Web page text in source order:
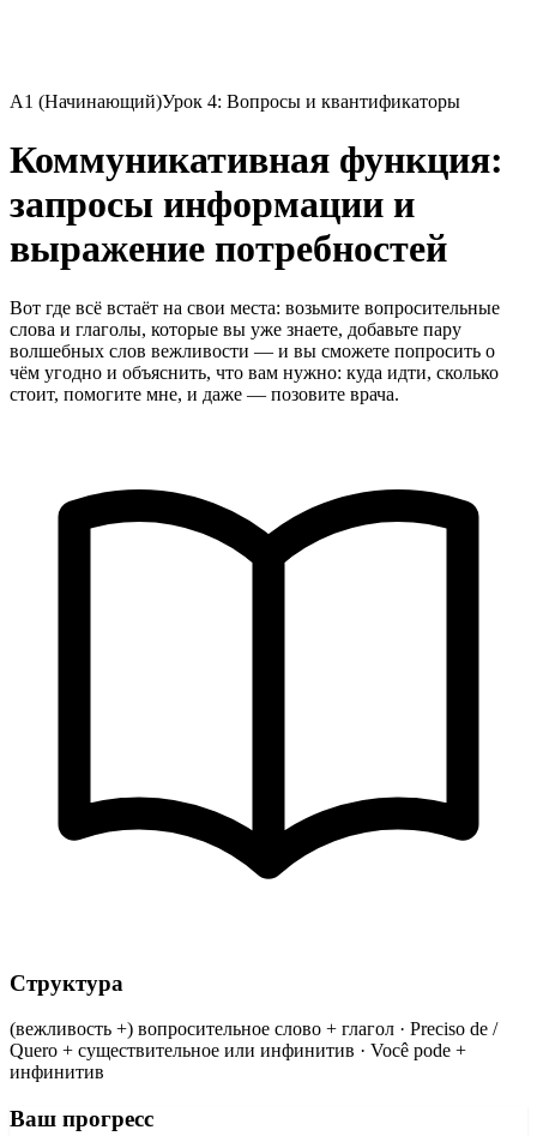
A1 (Начинающий)Урок 4: Вопросы и квантификаторы
Коммуникативная функция:
запросы информации и
выражение потребностей
Вот где всё встаёт на свои места: возьмите вопросительные
слова и глаголы, которые вы уже знаете, добавьте пару
волшебных слов вежливости — и вы сможете попросить о
чём угодно и объяснить, что вам нужно: куда идти, сколько
стоит, помогите мне, и даже — позовите врача.
Структура
(вежливость +) вопросительное слово + глагол · Preciso de /
Quero + существительное или инфинитив · Você pode +
инфинитив
Ваш прогресс